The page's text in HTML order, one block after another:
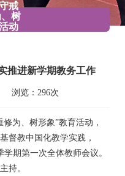
戒
树
动
推进新学期教务工作
浏览：296次
为、树形象”教育活动，
督教中国化教学实践，
期第一次全体教师会议。
持。